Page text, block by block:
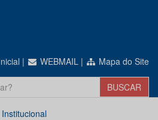
| WEBMAIL | Mapa do Site
Institucional